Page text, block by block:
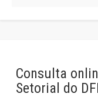
Consulta
Setorial do